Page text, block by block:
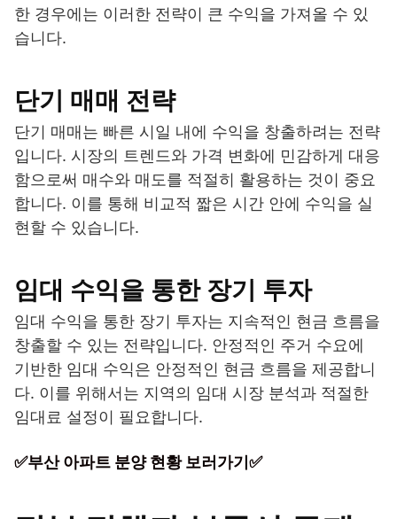
한 경우에는 이러한 전략이 큰 수익을 가져올 수 있
습니다.
단기 매매 전략
단기 매매는 빠른 시일 내에 수익을 창출하려는 전략
입니다. 시장의 트렌드와 가격 변화에 민감하게 대응
함으로써 매수와 매도를 적절히 활용하는 것이 중요
합니다. 이를 통해 비교적 짧은 시간 안에 수익을 실
현할 수 있습니다.
임대 수익을 통한 장기 투자
임대 수익을 통한 장기 투자는 지속적인 현금 흐름을
창출할 수 있는 전략입니다. 안정적인 주거 수요에
기반한 임대 수익은 안정적인 현금 흐름을 제공합니
다. 이를 위해서는 지역의 임대 시장 분석과 적절한
임대료 설정이 필요합니다.
✅부산 아파트 분양 현황 보러가기✅